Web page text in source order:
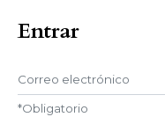
Entrar
Correo electrónico
*Obligatorio